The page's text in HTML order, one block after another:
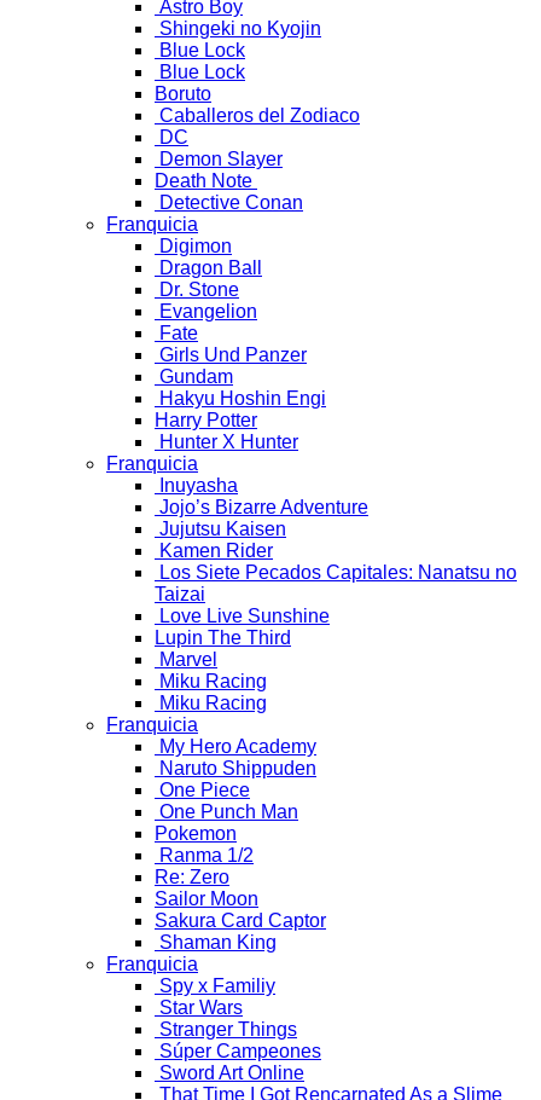
Astro Boy
Shingeki no Kyojin
Blue Lock
Blue Lock
Boruto
Caballeros del Zodiaco
DC
Demon Slayer
Death Note
Detective Conan
Franquicia
Digimon
Dragon Ball
Dr. Stone
Evangelion
Fate
Girls Und Panzer
Gundam
Hakyu Hoshin Engi
Harry Potter
Hunter X Hunter
Franquicia
Inuyasha
Jojo’s Bizarre Adventure
Jujutsu Kaisen
Kamen Rider
Los Siete Pecados Capitales: Nanatsu no
Taizai
Love Live Sunshine
Lupin The Third
Marvel
Miku Racing
Miku Racing
Franquicia
My Hero Academy
Naruto Shippuden
One Piece
One Punch Man
Pokemon
Ranma 1/2
Re: Zero
Sailor Moon
Sakura Card Captor
Shaman King
Franquicia
Spy x Familiy
Star Wars
Stranger Things
Súper Campeones
Sword Art Online
That Time I Got Rencarnated As a Slime